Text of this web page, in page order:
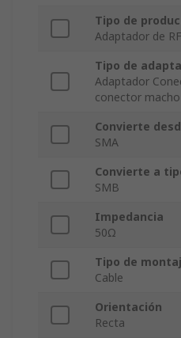
Tipo de
Adaptador de RF
Tipo de
Adaptador
conector
Convierte
SMA
Convierte a
SMB
Impedancia
50Ω
Tipo de
Cable
Orientación
Recta